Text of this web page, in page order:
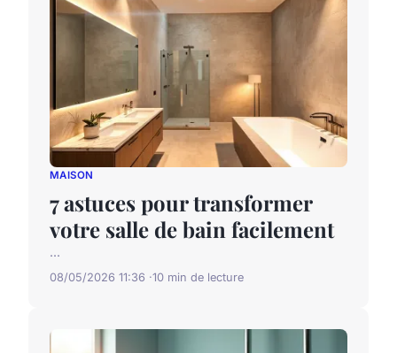
MAISON
7 astuces pour transformer
votre salle de bain facilement
...
08/05/2026 11:36 10 min de lecture